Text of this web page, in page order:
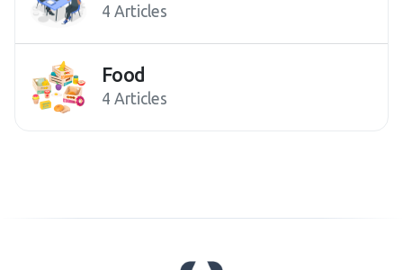
4 Articles
Food
4 Articles